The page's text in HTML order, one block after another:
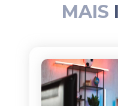
MAIS